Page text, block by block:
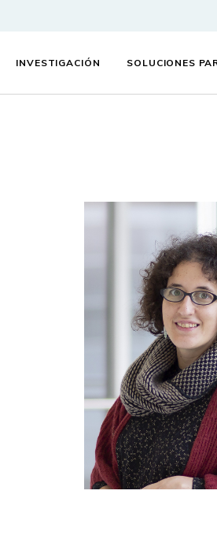
INVESTIGACIÓN SOLUCIONES